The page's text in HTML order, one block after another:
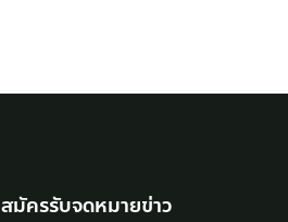
สมัครรับจดหมายข่าว